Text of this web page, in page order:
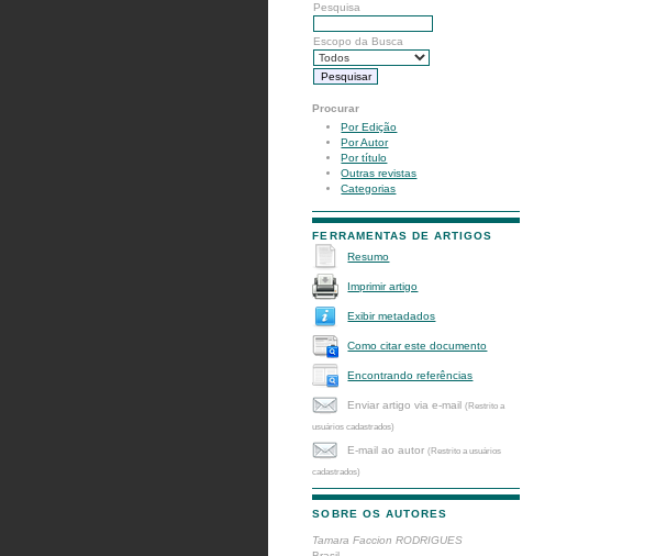
Pesquisa
Escopo da Busca
Procurar
Por Edição
Por Autor
Por título
Outras revistas
Categorias
FERRAMENTAS DE ARTIGOS
Resumo
Imprimir artigo
Exibir metadados
Como citar este documento
Encontrando referências
Enviar artigo via e-mail(Restrito a
usuários cadastrados)
E-mail ao autor(Restrito a usuários
cadastrados)
SOBRE OS AUTORES
Tamara Faccion RODRIGUES